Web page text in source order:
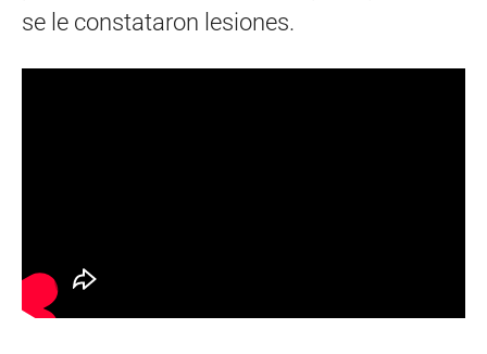
se le constataron lesiones.